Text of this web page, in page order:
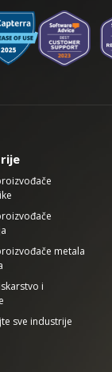
metala
i
sve industrije